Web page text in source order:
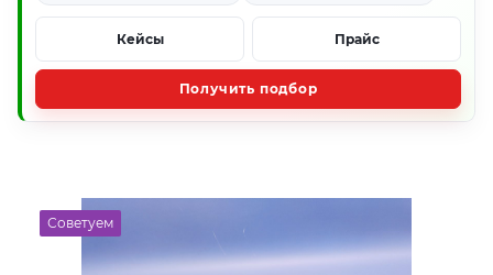
Кейсы Прайс
Получить подбор
Советуем